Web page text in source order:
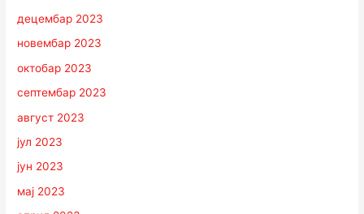
децембар 2023
новембар 2023
октобар 2023
септембар 2023
август 2023
јул 2023
јун 2023
мај 2023